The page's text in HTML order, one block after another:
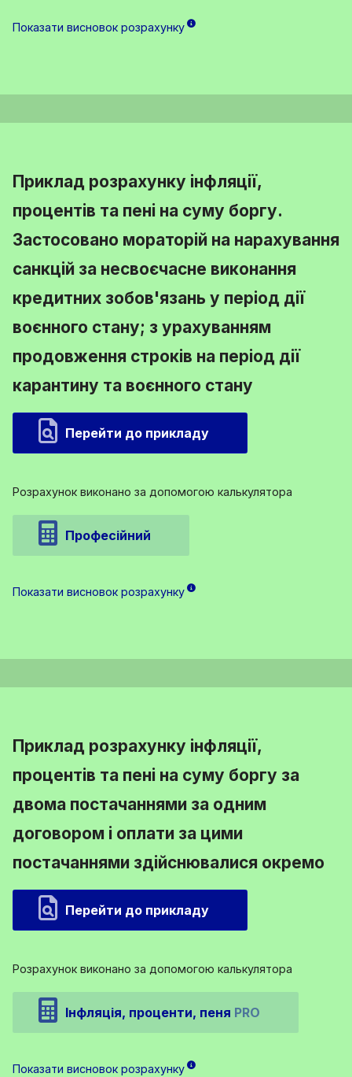
Показати висновок розрахунку
Приклад розрахунку інфляції,
процентів та пені на суму боргу.
Застосовано мораторій на нарахування
санкцій за несвоєчасне виконання
кредитних зобов'язань у період дії
воєнного стану; з урахуванням
продовження строків на період дії
карантину та воєнного стану
Перейти до прикладу
Розрахунок виконано за допомогою калькулятора
Професійний
Показати висновок розрахунку
Приклад розрахунку інфляції,
процентів та пені на суму боргу за
двома постачаннями за одним
договором і оплати за цими
постачаннями здійснювалися окремо
Перейти до прикладу
Розрахунок виконано за допомогою калькулятора
Інфляція, проценти, пеня PRO
Показати висновок розрахунку